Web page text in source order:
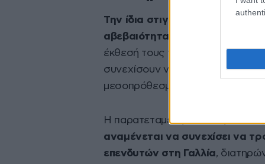
Την ίδια στιγμή, η πολιτική
αβεβαιότητας
έκθεσή τους την Τρίτη, οι
συνεχίσουν να αποθαρρύνουν
μεσοπρόθεσμες αναπτυξιακές
Η παρατεταμένη πολιτική
αναμένεται να συνεχίσει να
επενδυτών στη Γαλλία,